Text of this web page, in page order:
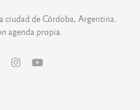
ciudad de Córdoba, Argentina.
agenda propia.